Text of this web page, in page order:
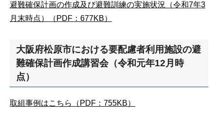
避難確保計画の作成及び避難訓練の実施状況（令和7年3
月末時点）（PDF：677KB）
大阪府松原市における要配慮者利用施設の避
難確保計画作成講習会（令和元年12月時
点）
取組事例はこちら（PDF：755KB）